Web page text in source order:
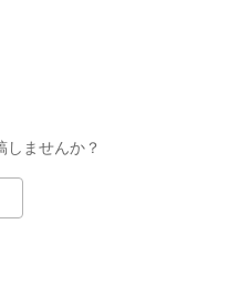
しませんか？